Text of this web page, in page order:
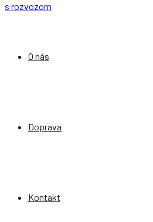
O nás
Doprava
Kontakt